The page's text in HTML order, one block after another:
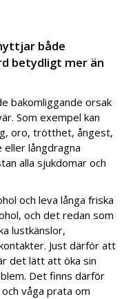
både
betydligt mer än
bakomliggande orsak
Som exempel kan
oro, trötthet, ångest,
långdragna
alla sjukdomar och
och leva långa friska
och det redan som
lustkänslor,
Just därför att
det lätt att öka sin
Det finns därför
våga prata om